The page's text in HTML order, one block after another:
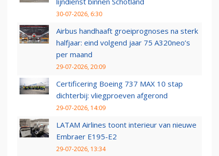
30-07-2026, 6:30
Airbus handhaaft groeiprognoses na sterk
halfjaar: eind volgend jaar 75 A320neo’s
per maand
29-07-2026, 20:09
Certificering Boeing 737 MAX 10 stap
dichterbij: vliegproeven afgerond
29-07-2026, 14:09
LATAM Airlines toont interieur van nieuwe
Embraer E195-E2
29-07-2026, 13:34